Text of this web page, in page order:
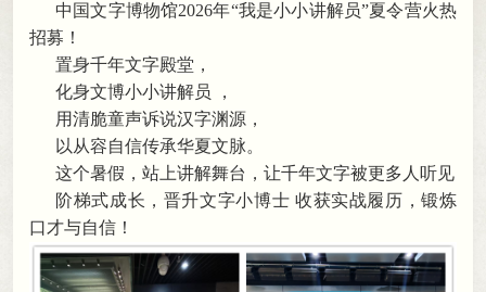
中国文字博物馆2026年“我是小小讲解员”夏令营火热
招募！
置身千年文字殿堂 ，
化身文博小小讲解员
，
用清脆童声诉说汉字渊源 ，
以从容自信传承华夏文脉。
这个暑假 ， 站上讲解舞台，让千年文字被更多人听见
阶梯式成长 ， 晋升文字小博士 收获实战履历 ，锻炼
口才与自信！